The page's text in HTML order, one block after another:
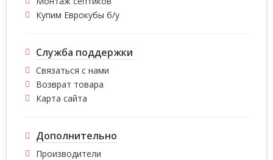
Купим Еврокубы б/у
Служба поддержки
Связаться с нами
Возврат товара
Карта сайта
Дополнительно
Производители